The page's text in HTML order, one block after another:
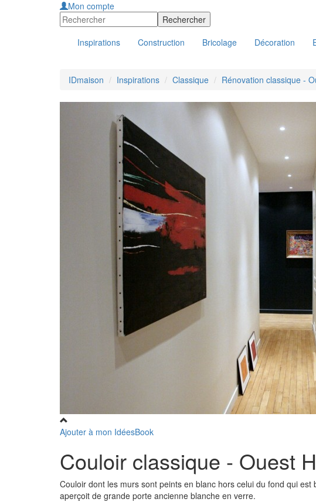
Mon compte
Inspirations Construction Bricolage Décoration
IDmaison Inspirations Classique Rénovation classique -
Ajouter à mon IdéesBook
Couloir classique - Ouest
Couloir dont les murs sont peints en blanc hors celui du fond qui
aperçoit de grande porte ancienne blanche en verre.